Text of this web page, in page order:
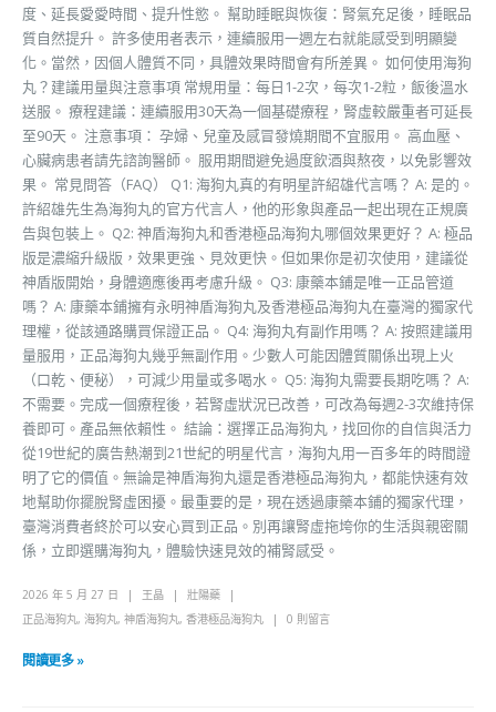
度、延長愛愛時間、提升性慾。 幫助睡眠與恢復：腎氣充足後，睡眠品
質自然提升。 許多使用者表示，連續服用一週左右就能感受到明顯變
化。當然，因個人體質不同，具體效果時間會有所差異。 如何使用海狗
丸？建議用量與注意事項 常規用量：每日1-2次，每次1-2粒，飯後溫水
送服。 療程建議：連續服用30天為一個基礎療程，腎虛較嚴重者可延長
至90天。 注意事項： 孕婦、兒童及感冒發燒期間不宜服用。 高血壓、
心臟病患者請先諮詢醫師。 服用期間避免過度飲酒與熬夜，以免影響效
果。 常見問答（FAQ） Q1: 海狗丸真的有明星許紹雄代言嗎？ A: 是的。
許紹雄先生為海狗丸的官方代言人，他的形象與產品一起出現在正規廣
告與包裝上。 Q2: 神盾海狗丸和香港極品海狗丸哪個效果更好？ A: 極品
版是濃縮升級版，效果更強、見效更快。但如果你是初次使用，建議從
神盾版開始，身體適應後再考慮升級。 Q3: 康藥本鋪是唯一正品管道
嗎？ A: 康藥本鋪擁有永明神盾海狗丸及香港極品海狗丸在臺灣的獨家代
理權，從該通路購買保證正品。 Q4: 海狗丸有副作用嗎？ A: 按照建議用
量服用，正品海狗丸幾乎無副作用。少數人可能因體質關係出現上火
（口乾、便秘），可減少用量或多喝水。 Q5: 海狗丸需要長期吃嗎？ A:
不需要。完成一個療程後，若腎虛狀況已改善，可改為每週2-3次維持保
養即可。產品無依賴性。 結論：選擇正品海狗丸，找回你的自信與活力
從19世紀的廣告熱潮到21世紀的明星代言，海狗丸用一百多年的時間證
明了它的價值。無論是神盾海狗丸還是香港極品海狗丸，都能快速有效
地幫助你擺脫腎虛困擾。最重要的是，現在透過康藥本鋪的獨家代理，
臺灣消費者終於可以安心買到正品。別再讓腎虛拖垮你的生活與親密關
係，立即選購海狗丸，體驗快速見效的補腎感受。
2026 年 5 月 27 日 王晶
壯陽藥
正品海狗丸, 海狗丸, 神盾海狗丸, 香港極品海狗丸 0 則留言
閱讀更多 »